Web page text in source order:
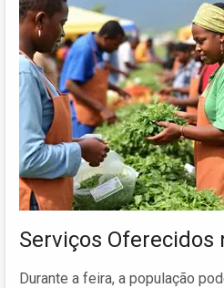
Serviços Oferecidos
Durante a feira, a população